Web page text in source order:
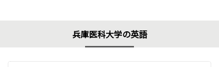
兵庫医科大学の英語